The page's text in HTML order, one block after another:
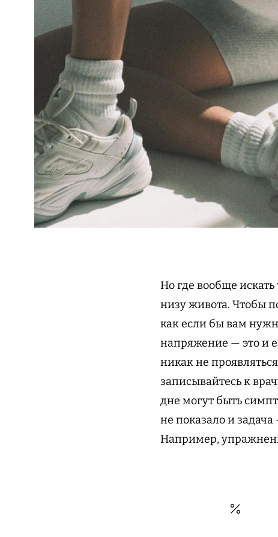
Но где вообще искать
низу живота. Чтобы
как если бы вам
напряжение — это и
никак не
записывайтесь к
дне могут быть
не показало и
Например,